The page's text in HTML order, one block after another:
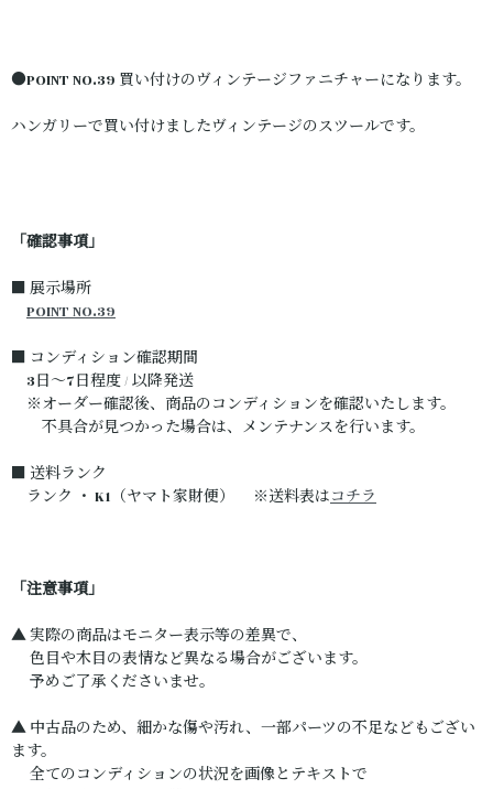
●POINT NO.39 買い付けのヴィンテージファニチャーになります。
ハンガリーで買い付けましたヴィンテージのスツールです。
「確認事項」
■ 展示場所
POINT NO.39
■ コンディション確認期間
3日～7日程度 / 以降発送
※オーダー確認後、商品のコンディションを確認いたします。
不具合が見つかった場合は、メンテナンスを行います。
■ 送料ランク
ランク ・ K1（ヤマト家財便） ※送料表はコチラ
「注意事項」
▲ 実際の商品はモニター表示等の差異で、
色目や木目の表情など異なる場合がございます。
予めご了承くださいませ。
▲ 中古品のため、細かな傷や汚れ、一部パーツの不足などもござい
ます。
全てのコンディションの状況を画像とテキストで